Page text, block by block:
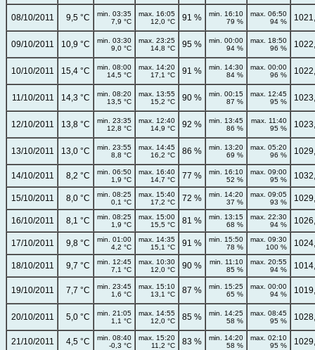
08/10/2011 9,5 °C
min. 03:35
7,9 °C
max. 16:05
12,0 °C
91 %
min. 16:10
79 %
max. 06:50
94 %
09/10/2011 10,9 °C
min. 03:30
9,0 °C
max. 23:25
14,8 °C
95 %
min. 00:00
94 %
max. 18:50
96 %
10/10/2011 15,4 °C
min. 08:00
14,5 °C
max. 14:20
17,1 °C
91 %
min. 14:30
84 %
max. 00:00
96 %
11/10/2011 14,3 °C
min. 08:20
13,5 °C
max. 13:55
15,2 °C
90 %
min. 00:15
87 %
max. 12:45
95 %
12/10/2011 13,8 °C
min. 23:35
12,8 °C
max. 12:40
14,9 °C
92 %
min. 13:45
86 %
max. 11:40
95 %
13/10/2011 13,0 °C
min. 23:55
8,8 °C
max. 14:45
16,2 °C
86 %
min. 13:20
69 %
max. 05:20
96 %
14/10/2011 8,2 °C
min. 06:50
1,9 °C
max. 16:40
14,7 °C
77 %
min. 16:10
52 %
max. 09:00
95 %
15/10/2011 8,0 °C
min. 08:25
0,1 °C
max. 15:40
17,2 °C
72 %
min. 14:20
37 %
max. 09:05
93 %
16/10/2011 8,1 °C
min. 08:25
1,9 °C
max. 15:00
15,5 °C
81 %
min. 13:15
68 %
max. 22:30
94 %
17/10/2011 9,8 °C
min. 01:00
4,2 °C
max. 14:35
15,1 °C
91 %
min. 15:50
78 %
max. 09:30
100 %
18/10/2011 9,7 °C
min. 12:45
7,1 °C
max. 10:30
12,0 °C
90 %
min. 11:10
85 %
max. 20:55
94 %
19/10/2011 7,7 °C
min. 23:45
1,6 °C
max. 15:10
13,1 °C
87 %
min. 15:25
65 %
max. 00:00
94 %
20/10/2011 5,0 °C
min. 21:05
1,1 °C
max. 14:55
12,0 °C
85 %
min. 14:25
58 %
max. 08:45
95 %
21/10/2011 4,5 °C
min. 08:40
-0,3 °C
max. 15:20
11,2 °C
83 %
min. 14:20
58 %
max. 02:10
95 %